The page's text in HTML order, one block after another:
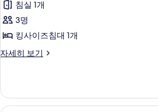
전
망
(Newly
Renovated)
모
분
바
전
망
(Newly
세
사
이
즈
1
개,
침실 1개
3명
킹사이즈침대 1개
자세히 보기
디
킹
사
슈피